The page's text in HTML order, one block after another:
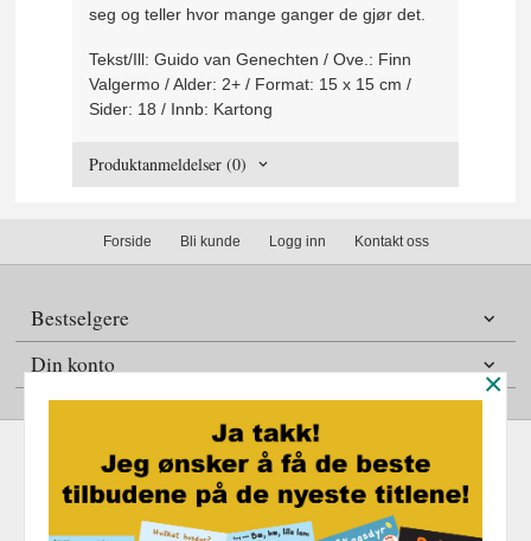
seg og teller hvor mange ganger de gjør det.
Tekst/Ill: Guido van Genechten / Ove.: Finn
Valgermo / Alder: 2+ / Format: 15 x 15 cm /
Sider: 18 / Innb: Kartong
Produktanmeldelser (0)
Forside Bli kunde Logg inn Kontakt oss
Bestselgere
Din konto
Kjøpsbetingelser Sikkerhet og personvern
×